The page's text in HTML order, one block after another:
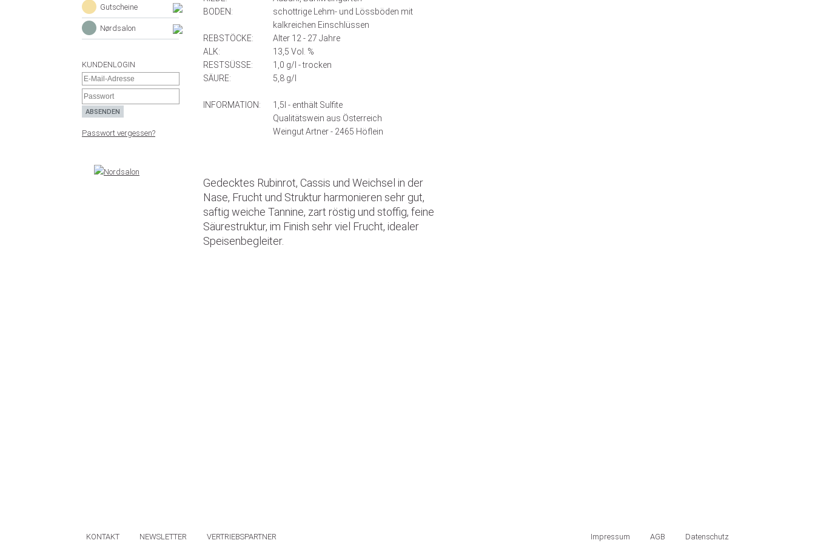
Gutscheine
Nørdsalon
KUNDENLOGIN
Passwort vergessen?
BODEN:
schottrige Lehm- und Lössböden mit
kalkreichen Einschlüssen
REBSTÖCKE:
Alter 12 - 27 Jahre
ALK:
13,5 Vol. %
RESTSÜSSE:
1,0 g/l - trocken
SÄURE:
5,8 g/l
INFORMATION:
1,5l - enthält Sulfite
Qualitätswein aus Österreich
Weingut Artner - 2465 Höflein
Gedecktes Rubinrot, Cassis und Weichsel in der
Nase, Frucht und Struktur harmonieren sehr gut,
saftig weiche Tannine, zart röstig und stoffig, feine
Säurestruktur, im Finish sehr viel Frucht, idealer
Speisenbegleiter.
KONTAKT NEWSLETTER VERTRIEBSPARTNER Impressum AGB Datenschutz